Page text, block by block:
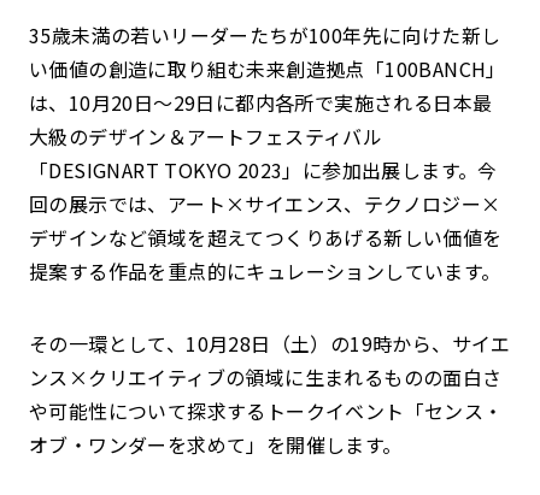
35歳未満の若いリーダーたちが100年先に向けた新し
い価値の創造に取り組む未来創造拠点「100BANCH」
は、10月20日〜29日に都内各所で実施される日本最
大級のデザイン＆アートフェスティバル
「DESIGNART TOKYO 2023」に参加出展します。今
回の展示では、アート×サイエンス、テクノロジー×
デザインなど領域を超えてつくりあげる新しい価値を
提案する作品を重点的にキュレーションしています。
その一環として、10月28日（土）の19時から、サイエ
ンス×クリエイティブの領域に生まれるものの面白さ
や可能性について探求するトークイベント「センス・
オブ・ワンダーを求めて」を開催します。